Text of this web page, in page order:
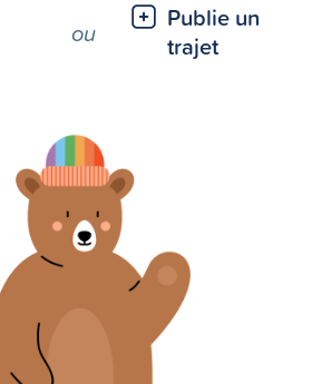
ou
Publie un
trajet